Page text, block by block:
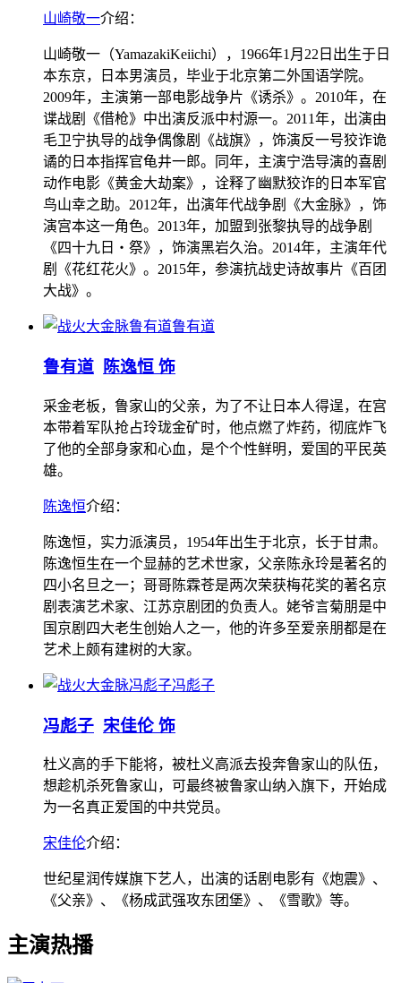
山崎敬一介绍：
山崎敬一（YamazakiKeiichi），1966年1月22日出生于日
本东京，日本男演员，毕业于北京第二外国语学院。
2009年，主演第一部电影战争片《诱杀》。2010年，在
谍战剧《借枪》中出演反派中村源一。2011年，出演由
毛卫宁执导的战争偶像剧《战旗》，饰演反一号狡诈诡
谲的日本指挥官龟井一郎。同年，主演宁浩导演的喜剧
动作电影《黄金大劫案》，诠释了幽默狡诈的日本军官
鸟山幸之助。2012年，出演年代战争剧《大金脉》，饰
演宫本这一角色。2013年，加盟到张黎执导的战争剧
《四十九日・祭》，饰演黑岩久治。2014年，主演年代
剧《花红花火》。2015年，参演抗战史诗故事片《百团
大战》。
鲁有道
鲁有道 陈逸恒 饰
采金老板，鲁家山的父亲，为了不让日本人得逞，在宫
本带着军队抢占玲珑金矿时，他点燃了炸药，彻底炸飞
了他的全部身家和心血，是个个性鲜明，爱国的平民英
雄。
陈逸恒介绍：
陈逸恒，实力派演员，1954年出生于北京，长于甘肃。
陈逸恒生在一个显赫的艺术世家，父亲陈永玲是著名的
四小名旦之一；哥哥陈霖苍是两次荣获梅花奖的著名京
剧表演艺术家、江苏京剧团的负责人。姥爷言菊朋是中
国京剧四大老生创始人之一，他的许多至爱亲朋都是在
艺术上颇有建树的大家。
冯彪子
冯彪子 宋佳伦 饰
杜义高的手下能将，被杜义高派去投奔鲁家山的队伍，
想趁机杀死鲁家山，可最终被鲁家山纳入旗下，开始成
为一名真正爱国的中共党员。
宋佳伦介绍：
世纪星润传媒旗下艺人，出演的话剧电影有《炮震》、
《父亲》、《杨成武强攻东团堡》、《雪歌》等。
主演热播